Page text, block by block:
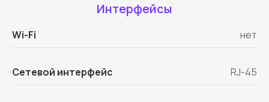
Интерфейсы
Wi-Fi нет
Сетевой интерфейс RJ-45